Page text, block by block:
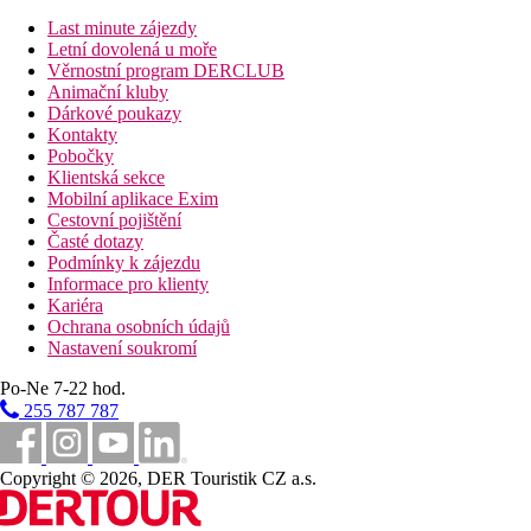
bar u bazénu
bar na pláži
připojení k internetu na pokoji a ve společných prostorách
Interentový koutek (za poplatek)
minimarket
prádelna (za poplatek)
kadeřnictví (za poplatek)
konferenční místnosti
diskotéka (nápoje za poplatek)
Vitamin Bar
4 bazény (lehátka, slunečníky a matrace zdarma)
krytý bazén
dětský zastíněný bazén
5 skluzavek
dětské hřiště
miniklub (pro děti 4-12 let)
Popis pláže
písčitá
slunečníky, lehátka a osušky zdarma
plážový bar
Sportovní aktivity zdarma
animační programy
Last minute zájezdy
Letní dovolená u moře
Věrnostní program DERCLUB
Animační kluby
Dárkové poukazy
Kontakty
Pobočky
Klientská sekce
Mobilní aplikace Exim
Cestovní pojištění
Časté dotazy
Podmínky k zájezdu
Informace pro klienty
Kariéra
Ochrana osobních údajů
Nastavení soukromí
Po-Ne 7-22 hod.
255 787 787
Copyright © 2026, DER Touristik CZ a.s.